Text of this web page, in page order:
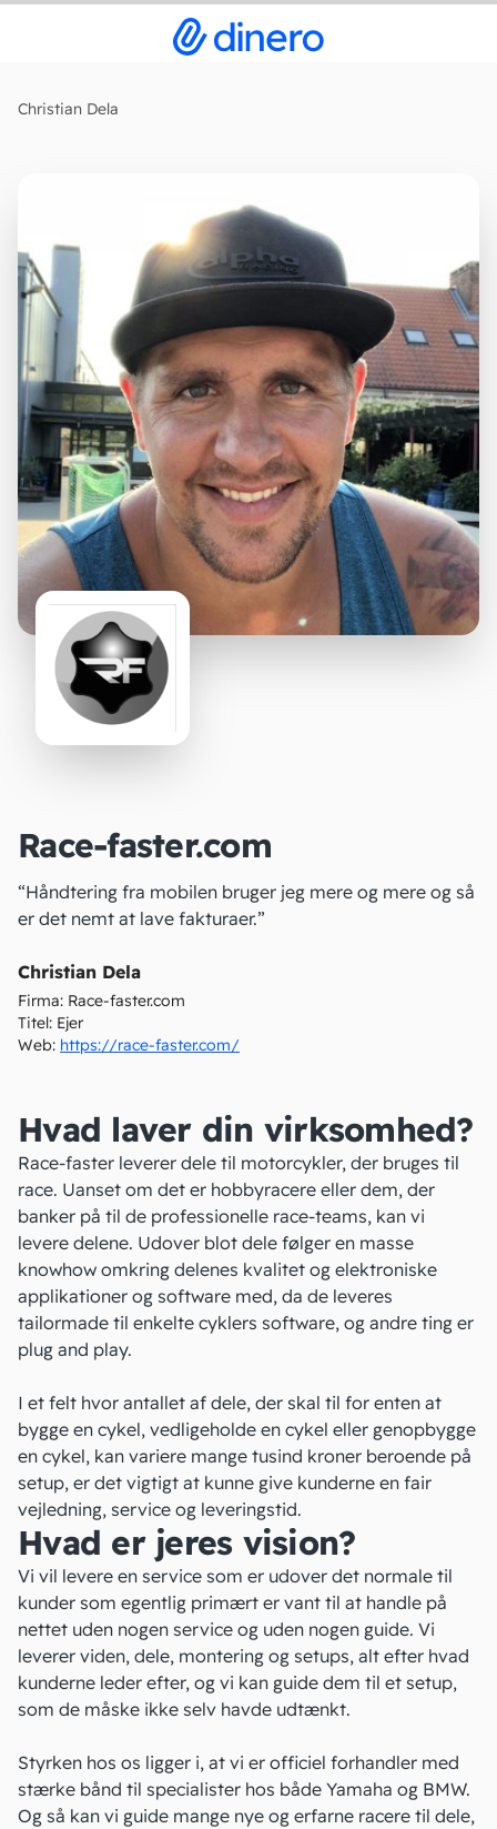
Christian Dela
Race-faster.com
“Håndtering fra mobilen bruger jeg mere og mere og så
er det nemt at lave fakturaer.”
Christian Dela
Firma: Race-faster.com
Titel: Ejer
Web: https://race-faster.com/
Hvad laver din virksomhed?
Race-faster leverer dele til motorcykler, der bruges til
race. Uanset om det er hobbyracere eller dem, der
banker på til de professionelle race-teams, kan vi
levere delene. Udover blot dele følger en masse
knowhow omkring delenes kvalitet og elektroniske
applikationer og software med, da de leveres
tailormade til enkelte cyklers software, og andre ting er
plug and play.
I et felt hvor antallet af dele, der skal til for enten at
bygge en cykel, vedligeholde en cykel eller genopbygge
en cykel, kan variere mange tusind kroner beroende på
setup, er det vigtigt at kunne give kunderne en fair
vejledning, service og leveringstid.
Hvad er jeres vision?
Vi vil levere en service som er udover det normale til
kunder som egentlig primært er vant til at handle på
nettet uden nogen service og uden nogen guide. Vi
leverer viden, dele, montering og setups, alt efter hvad
kunderne leder efter, og vi kan guide dem til et setup,
som de måske ikke selv havde udtænkt.
Styrken hos os ligger i, at vi er officiel forhandler med
stærke bånd til specialister hos både Yamaha og BMW.
Og så kan vi guide mange nye og erfarne racere til dele,